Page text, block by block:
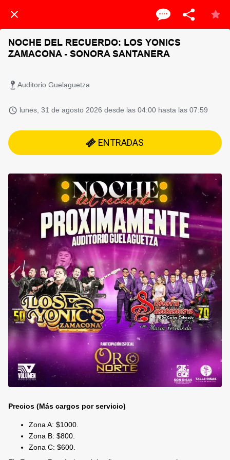
NOCHE DEL RECUERDO: LOS YONICS
ZAMACONA - SONORA SANTANERA
Auditorio Guelaguetza
lunes, 31 de agosto 2026 desde las 04:00 hasta las 07:59
ENTRADAS
Precios (Más cargos por servicio)
Zona A: $1000.
Zona B: $800.
Zona C: $600.